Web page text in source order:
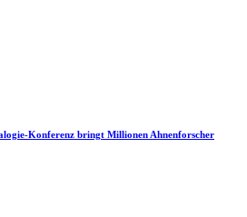
Konferenz bringt Millionen Ahnenforscher